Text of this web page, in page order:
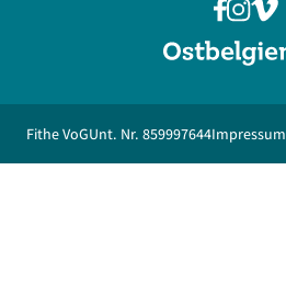
Fithe VoGUnt. Nr. 859997644Impressum